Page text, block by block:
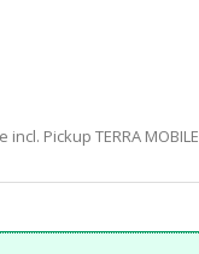
Pickup TERRA MOBILE